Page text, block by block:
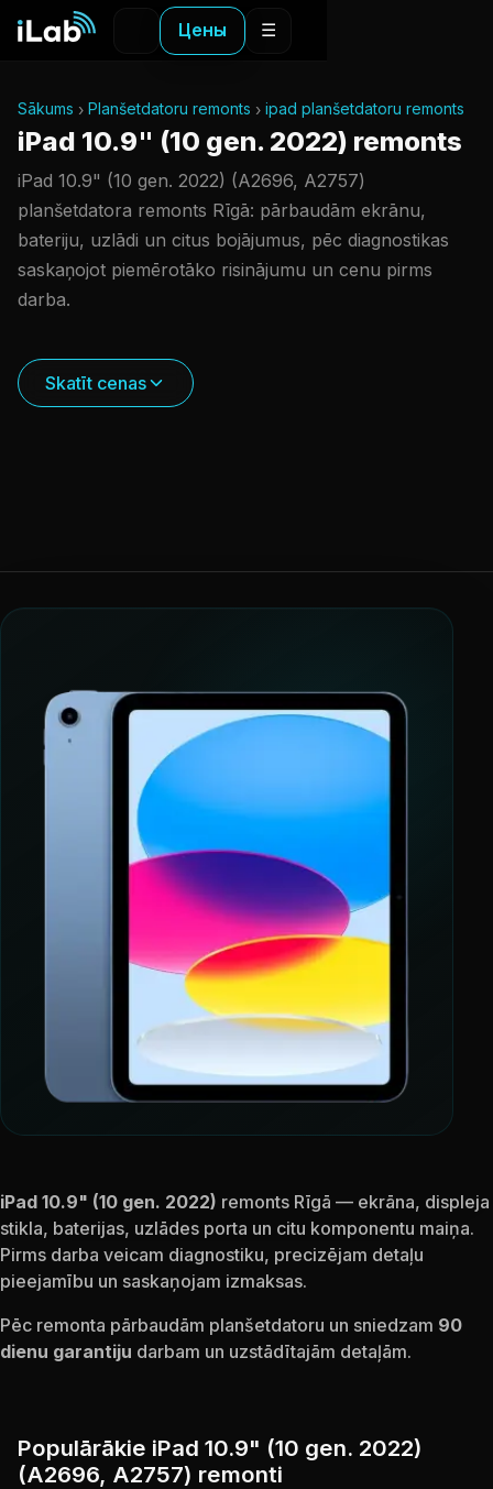
Цены ☰
Sākums Planšetdatoru remonts ipad planšetdatoru remonts
iPad 10.9" (10 gen. 2022) remonts
iPad 10.9" (10 gen. 2022) (A2696, A2757)
planšetdatora remonts Rīgā: pārbaudām ekrānu,
bateriju, uzlādi un citus bojājumus, pēc diagnostikas
saskaņojot piemērotāko risinājumu un cenu pirms
darba.
Skatīt cenas
iPad 10.9" (10 gen. 2022) remonts Rīgā — ekrāna, displeja
stikla, baterijas, uzlādes porta un citu komponentu maiņa.
Pirms darba veicam diagnostiku, precizējam detaļu
pieejamību un saskaņojam izmaksas.
Pēc remonta pārbaudām planšetdatoru un sniedzam 90
dienu garantiju darbam un uzstādītajām detaļām.
Populārākie iPad 10.9" (10 gen. 2022)
(A2696, A2757) remonti